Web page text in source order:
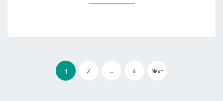
des
publications
1 2 … 6 Next